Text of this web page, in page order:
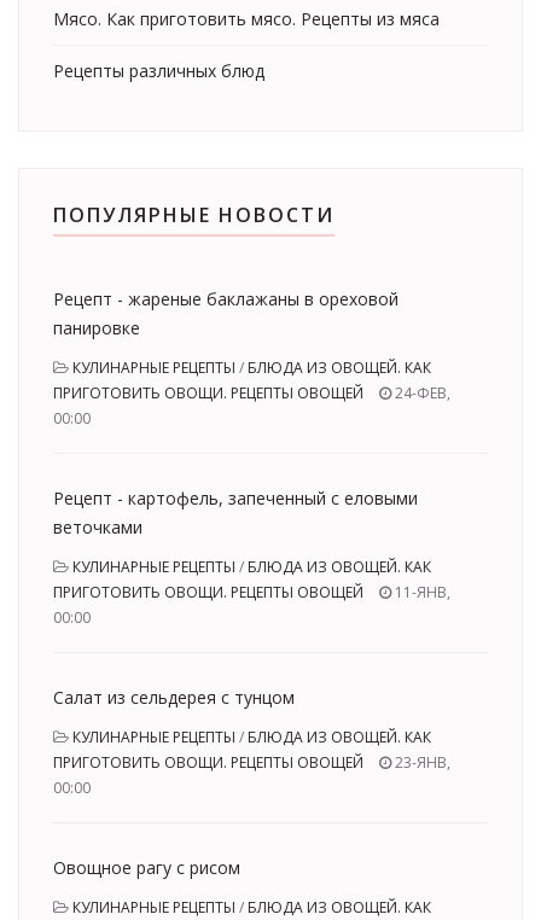
Мясо. Как приготовить мясо. Рецепты из мяса
Рецепты различных блюд
ПОПУЛЯРНЫЕ НОВОСТИ
Рецепт - жареные баклажаны в ореховой
панировке
КУЛИНАРНЫЕ РЕЦЕПТЫ / БЛЮДА ИЗ ОВОЩЕЙ. КАК
ПРИГОТОВИТЬ ОВОЩИ. РЕЦЕПТЫ ОВОЩЕЙ
24-ФЕВ,
00:00
Рецепт - картофель, запеченный с еловыми
веточками
КУЛИНАРНЫЕ РЕЦЕПТЫ / БЛЮДА ИЗ ОВОЩЕЙ. КАК
ПРИГОТОВИТЬ ОВОЩИ. РЕЦЕПТЫ ОВОЩЕЙ
11-ЯНВ,
00:00
Салат из сельдерея с тунцом
КУЛИНАРНЫЕ РЕЦЕПТЫ / БЛЮДА ИЗ ОВОЩЕЙ. КАК
ПРИГОТОВИТЬ ОВОЩИ. РЕЦЕПТЫ ОВОЩЕЙ
23-ЯНВ,
00:00
Овощное рагу с рисом
КУЛИНАРНЫЕ РЕЦЕПТЫ / БЛЮДА ИЗ ОВОЩЕЙ. КАК